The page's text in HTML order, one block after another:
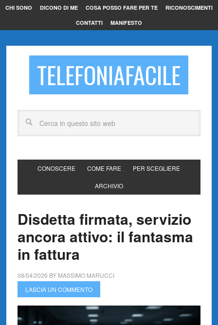
CHI SONO DICONO DI ME COSA POSSO FARE PER TE RICONOSCIMENTI
CONTATTI MANIFESTO
TELEFONIAFACILE
CONOSCERE COME FARE PER SCEGLIERE
ARCHIVIO
Disdetta firmata, servizio
ancora attivo: il fantasma
in fattura
08/04/2026 BY MASSIMO MARUCCI
LASCIA UN COMMENTO